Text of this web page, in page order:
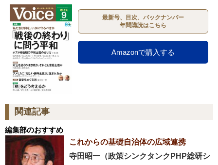
最新号、目次、バックナンバー
年間購読はこちら
Amazonで購入する
関連記事
編集部のおすすめ
これからの基礎自治体の広域連携
寺田昭一（政策シンクタンクPHP総研シ